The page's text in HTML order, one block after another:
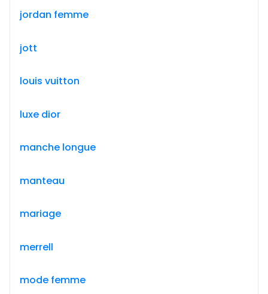
jordan femme
jott
louis vuitton
luxe dior
manche longue
manteau
mariage
merrell
mode femme